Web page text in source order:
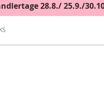
28.8./ 25.9./